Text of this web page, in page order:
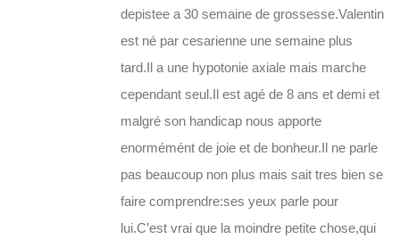
depistee a 30 semaine de grossesse.Valentin
est né par cesarienne une semaine plus
tard.Il a une hypotonie axiale mais marche
cependant seul.Il est agé de 8 ans et demi et
malgré son handicap nous apporte
enormémént de joie et de bonheur.Il ne parle
pas beaucoup non plus mais sait tres bien se
faire comprendre:ses yeux parle pour
lui.C’est vrai que la moindre petite chose,qui